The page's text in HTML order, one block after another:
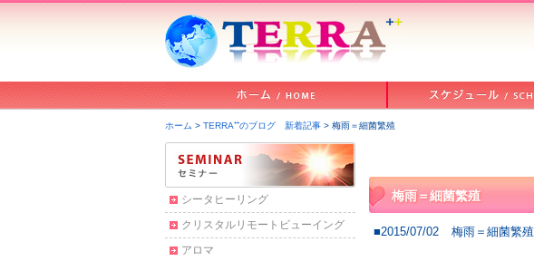
ホーム > TERRA⁺⁺のブログ 新着記事 > 梅雨＝細菌繁殖
梅雨＝細菌繁殖
■2015/07/02 梅雨＝細菌繁殖
シータヒーリング
クリスタルリモートビューイング
アロマ